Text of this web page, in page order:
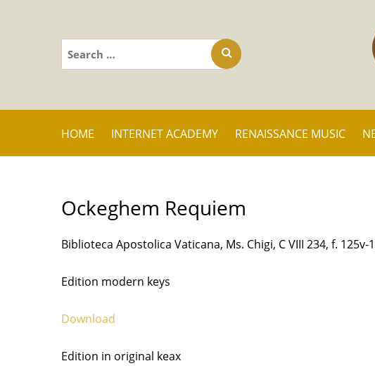
Search
for:
HOME INTERNET ACADEMY RENAISSANCE MUSIC
Ockeghem Requiem
Biblioteca Apostolica Vaticana, Ms. Chigi, C VIII 234, f. 125v-
Edition modern keys
Download
Edition in original keax